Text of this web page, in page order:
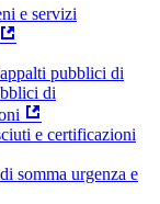
e servizi
pubblici di
di
e certificazioni
somma urgenza e